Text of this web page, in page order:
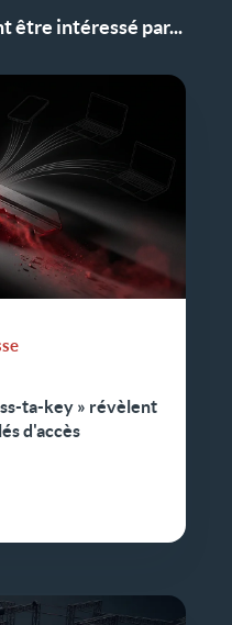
être intéressé par...
ta-key » révèlent
d'accès